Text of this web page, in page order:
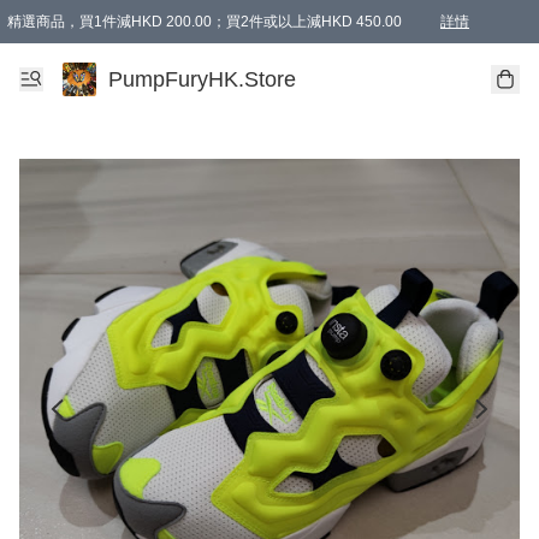
精選商品，買1件減HKD 200.00；買2件或以上減HKD 450.00 詳情
AAPE商品,會員專享9折或以上（按會員等級）AAPE products, members can
精選商品，任選買2件或以上減HKD 100.00
購物滿 HKD 800.00即享免運費優惠！（適用於 特定的送貨方式 )
PumpFuryHK.Store